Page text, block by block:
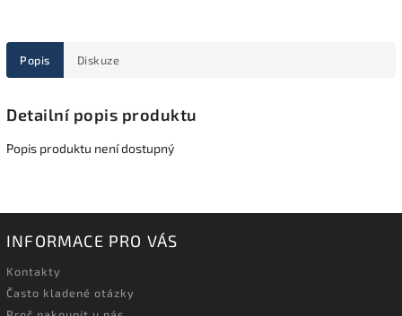
Popis Diskuze
Detailní popis produktu
Popis produktu není dostupný
INFORMACE PRO VÁS
Kontakty
Často kladené otázky